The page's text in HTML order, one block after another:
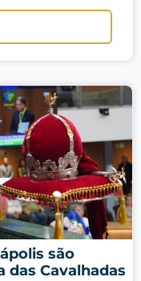
são
das Cavalhadas